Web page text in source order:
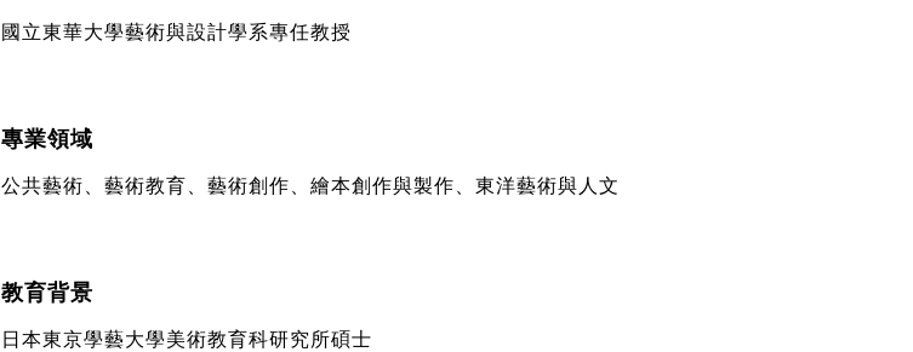
國立東華大學藝術與設計學系專任教授
專業領域
公共藝術、藝術教育、藝術創作、繪本創作與製作、東洋藝術與人文
教育背景
日本東京學藝大學美術教育科研究所碩士